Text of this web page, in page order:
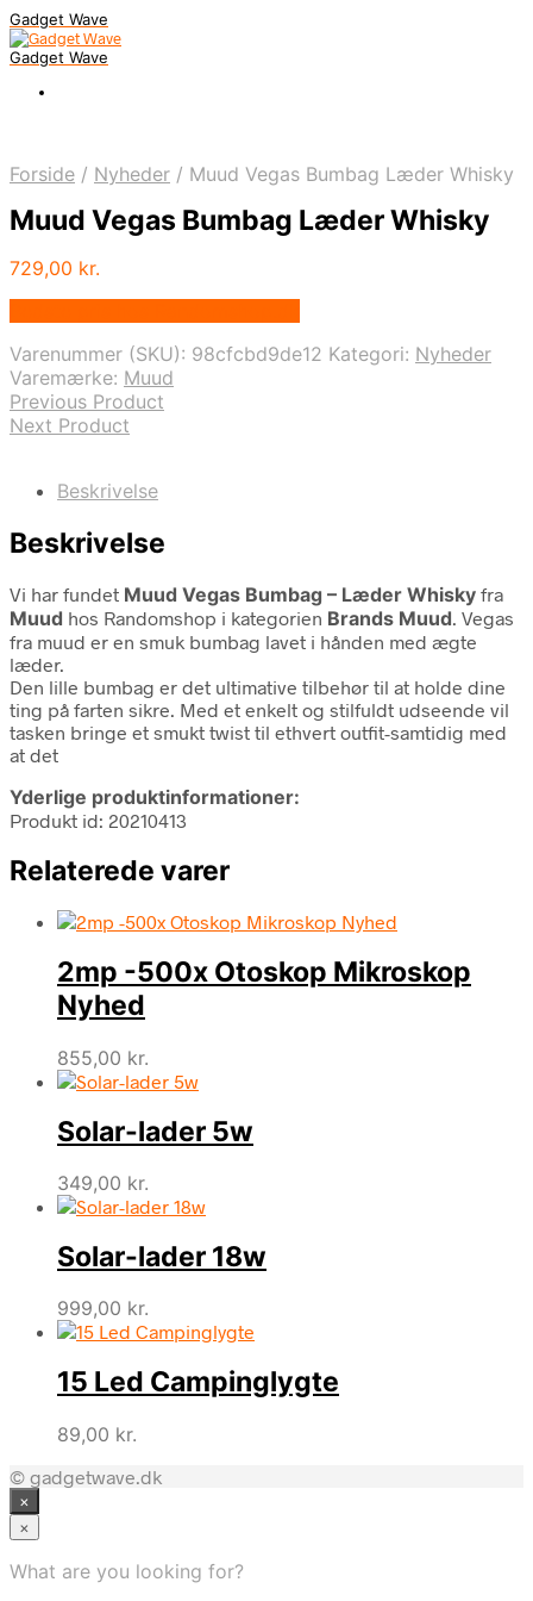
Gadget Wave
Gadget Wave
Forside / Nyheder / Muud Vegas Bumbag Læder Whisky
Muud Vegas Bumbag Læder Whisky
729,00 kr.
Varenummer (SKU): 98cfcbd9de12 Kategori: Nyheder
Varemærke: Muud
Previous Product
Next Product
Beskrivelse
Beskrivelse
Vi har fundet Muud Vegas Bumbag – Læder Whisky fra
Muud hos Randomshop i kategorien Brands Muud. Vegas
fra muud er en smuk bumbag lavet i hånden med ægte
læder.
Den lille bumbag er det ultimative tilbehør til at holde dine
ting på farten sikre. Med et enkelt og stilfuldt udseende vil
tasken bringe et smukt twist til ethvert outfit-samtidig med
at det
Yderlige produktinformationer:
Produkt id: 20210413
Relaterede varer
2mp -500x Otoskop Mikroskop
Nyhed
855,00 kr.
Solar-lader 5w
349,00 kr.
Solar-lader 18w
999,00 kr.
15 Led Campinglygte
89,00 kr.
© gadgetwave.dk
×
×
What are you looking for?